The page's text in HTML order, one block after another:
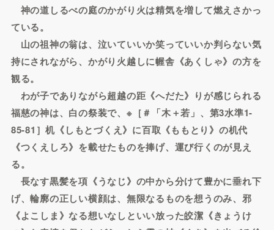
神の道しるべの庭のかがり火は精気を増して燃えさかっ
ている。
山の祖神の翁は、泣いていいか笑っていいか判らない気
持にされながら、かがり火越しに幄舎《あくしゃ》の方を
観る。
わが子でありながら超越の距《へだた》りが感じられる
福慈の神は、白の祭装で、※［＃「木＋若」、第3水準1-
85-81］机《しもとづくえ》に百取《ももとり》の机代
《つくえしろ》を載せたものを捧げ、運び行くのが見え
る。
長なす黒髪を項《うなじ》の中から分けて豊かに垂れ下
げ、輪廓の正しい横顔は、無限なるものを想うのみ、邪
《よこしま》なる想いなしといい放った皎潔《きょうけ